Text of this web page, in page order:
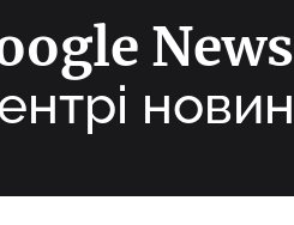
News
новин